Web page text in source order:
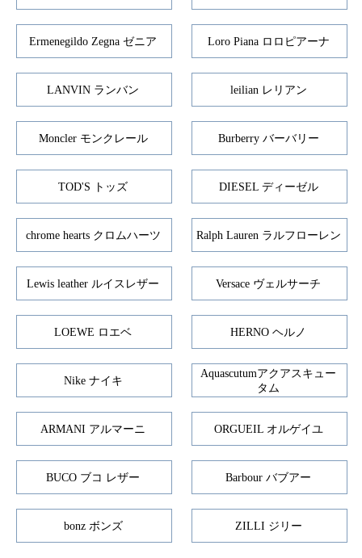
Ermenegildo Zegna ゼニア Loro Piana ロロピアーナ
LANVIN ランバン leilian レリアン
Moncler モンクレール Burberry バーバリー
TOD'S トッズ DIESEL ディーゼル
chrome hearts クロムハーツ Ralph Lauren ラルフローレン
Lewis leather ルイスレザー Versace ヴェルサーチ
LOEWE ロエベ HERNO ヘルノ
Nike ナイキ
Aquascutumアクアスキュー
タム
ARMANI アルマーニ ORGUEIL オルゲイユ
BUCO ブコ レザー Barbour バブアー
bonz ボンズ ZILLI ジリー